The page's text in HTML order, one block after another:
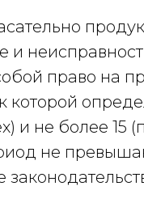
право на
которой
и не более 15
не